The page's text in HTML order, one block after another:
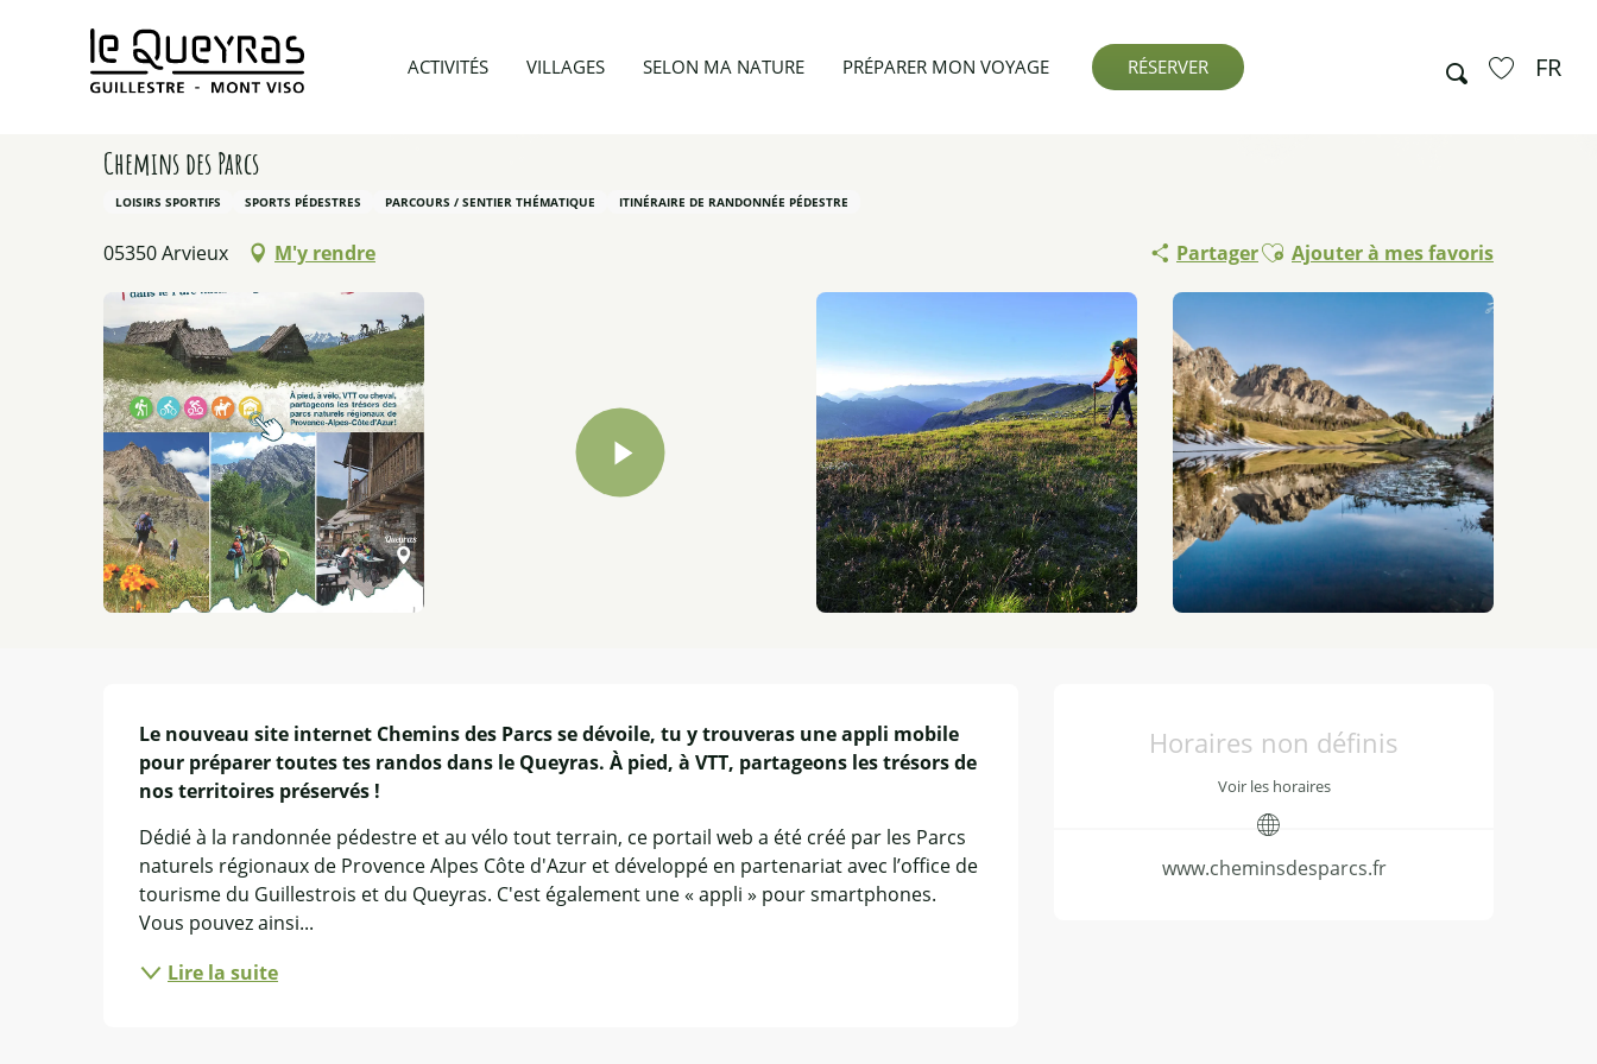
Recherche FR
ACTIVITÉS VILLAGES SELON MA NATURE PRÉPARER MON VOYAGE RÉSERVER
Accueil A voir et A faire Toutes nos activités été & hiver
Chemins des Parcs
LOISIRS SPORTIFS SPORTS PÉDESTRES PARCOURS / SENTIER THÉMATIQUE ITINÉRAIRE DE RANDONNÉE PÉDESTRE
05350 Arvieux M'y rendre PartagerAjouter aux favoris
Ajouter à mes favoris
Horaires non définis
Voir les horaires
www.cheminsdesparcs.fr
Le nouveau site internet Chemins des Parcs se dévoile, tu y trouveras une appli mobile
pour préparer toutes tes randos dans le Queyras. À pied, à VTT, partageons les trésors de
nos territoires préservés !
Dédié à la randonnée pédestre et au vélo tout terrain, ce portail web a été créé par les Parcs
naturels régionaux de Provence Alpes Côte d'Azur et développé en partenariat avec l’office de
tourisme du Guillestrois et du Queyras. C'est également une « appli » pour smartphones.
Vous pouvez ainsi...
Lire la suite